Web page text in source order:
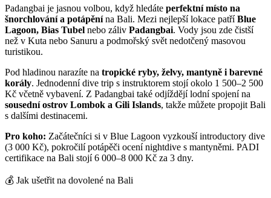
Padangbai je jasnou volbou, když hledáte perfektní místo na
šnorchlování a potápěnína Bali. Mezi nejlepší lokace patříBlue
Lagoon, Bias Tubel nebo záliv Padangbai. Vody jsou zde čistší
než v Kuta nebo Sanuru a podmořský svět nedotčený masovou
turistikou.
Pod hladinou narazíte na tropické ryby, želvy, mantyně i barevné
korály. Jednodenní dive trip s instruktorem stojí okolo 1 500–2 500
Kč včetně vybavení. Z Padangbai také odjíždějí lodní spojení na
sousední ostrov Lombok a Gili Islands, takže můžete propojit Bali
s dalšími destinacemi.
Pro koho: Začátečníci si v Blue Lagoon vyzkouší introductory dive
(3 000 Kč), pokročilí potápěči ocení nightdive s mantyněmi. PADI
certifikace na Bali stojí 6 000–8 000 Kč za 3 dny.
💰 Jak ušetřit na dovolené na Bali